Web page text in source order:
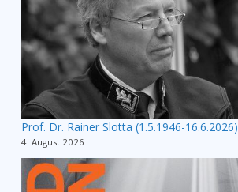
Prof. Dr. Rainer Slotta (1.5.1946-16.6.2026)
4. August 2026